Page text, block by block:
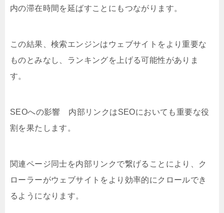
内の滞在時間を延ばすことにもつながります。
この結果、検索エンジンはウェブサイトをより重要な
ものとみなし、ランキングを上げる可能性がありま
す。
SEOへの影響 内部リンクはSEOにおいても重要な役
割を果たします。
関連ページ同士を内部リンクで繋げることにより、ク
ローラーがウェブサイトをより効率的にクロールでき
るようになります。